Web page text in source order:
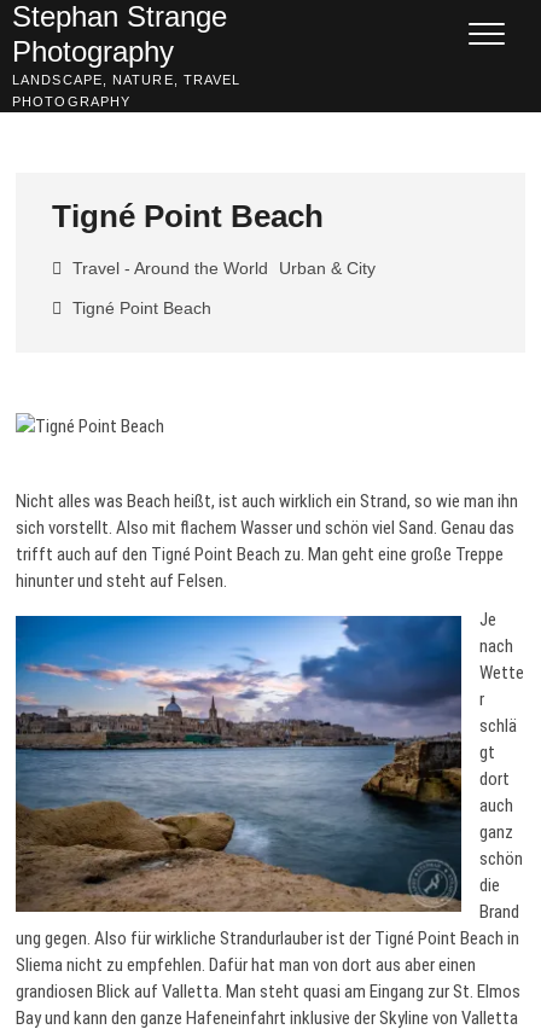
Skip
to
content
Stephan Strange
Photography
LANDSCAPE, NATURE, TRAVEL
PHOTOGRAPHY
Tigné Point Beach
Travel - Around the World Urban & City
Tigné Point Beach
Nicht alles was Beach heißt, ist auch wirklich ein Strand, so wie man ihn
sich vorstellt. Also mit flachem Wasser und schön viel Sand. Genau das
trifft auch auf den Tigné Point Beach zu. Man geht eine große Treppe
hinunter und steht auf Felsen.
Je
nach
Wette
r
schlä
gt
dort
auch
ganz
schön
die
Brand
ung gegen. Also für wirkliche Strandurlauber ist der Tigné Point Beach in
Sliema nicht zu empfehlen. Dafür hat man von dort aus aber einen
grandiosen Blick auf Valletta. Man steht quasi am Eingang zur St. Elmos
Bay und kann den ganze Hafeneinfahrt inklusive der Skyline von Valletta